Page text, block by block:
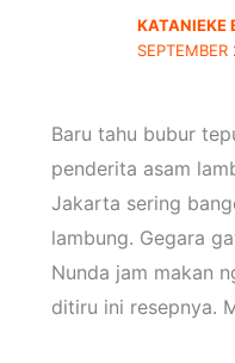
KATANIEKE
Baru tahu bubur
penderita asam
Jakarta sering
lambung. Gegara
Nunda jam makan
ditiru ini resepnya.